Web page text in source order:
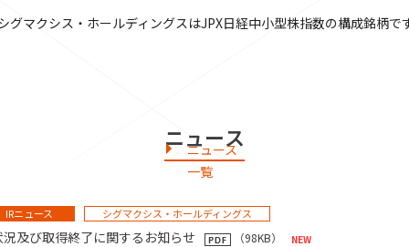
グマクシス・ホールディングスはJPX日経中小型株指数の構成銘柄で
ニュース
ニュース
一覧
IRニュース シグマクシス・ホールディングス
及び取得終了に関するお知らせ （98KB）